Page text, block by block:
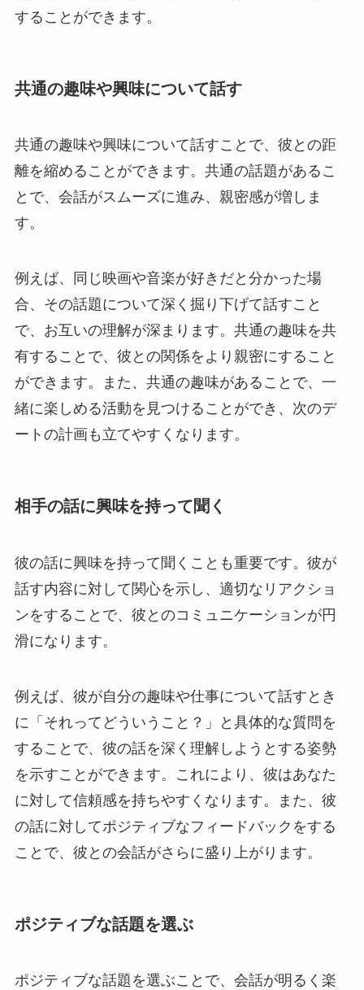
することができます。
共通の趣味や興味について話す
共通の趣味や興味について話すことで、彼との距
離を縮めることができます。共通の話題があるこ
とで、会話がスムーズに進み、親密感が増しま
す。
例えば、同じ映画や音楽が好きだと分かった場
合、その話題について深く掘り下げて話すこと
で、お互いの理解が深まります。共通の趣味を共
有することで、彼との関係をより親密にすること
ができます。また、共通の趣味があることで、一
緒に楽しめる活動を見つけることができ、次のデ
ートの計画も立てやすくなります。
相手の話に興味を持って聞く
彼の話に興味を持って聞くことも重要です。彼が
話す内容に対して関心を示し、適切なリアクショ
ンをすることで、彼とのコミュニケーションが円
滑になります。
例えば、彼が自分の趣味や仕事について話すとき
に「それってどういうこと？」と具体的な質問を
することで、彼の話を深く理解しようとする姿勢
を示すことができます。これにより、彼はあなた
に対して信頼感を持ちやすくなります。また、彼
の話に対してポジティブなフィードバックをする
ことで、彼との会話がさらに盛り上がります。
ポジティブな話題を選ぶ
ポジティブな話題を選ぶことで、会話が明るく楽